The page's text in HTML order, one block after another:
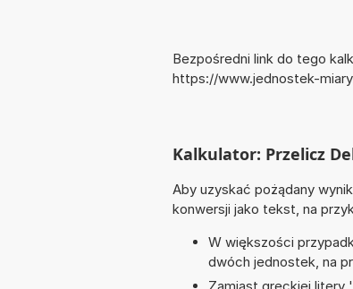
Bezpośredni link do tego
https://www.jednostek-
Kalkulator: Przelicz
Aby uzyskać pożądany
konwersji jako tekst, na
W większości
dwóch jednostek, na